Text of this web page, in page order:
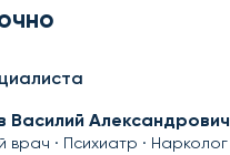
Василий Александрович
врач · Психиатр · Нарколог